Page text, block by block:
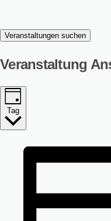
Veranstaltungen suchen
Veranstaltung
Tag